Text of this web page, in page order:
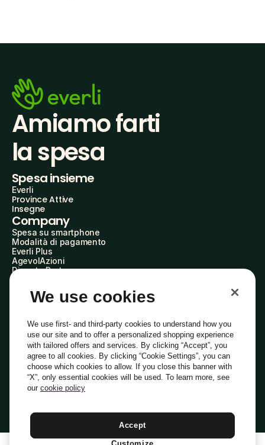
Amiamo farti
la spesa
Spesa insieme
Everli
Province Attive
Insegne
Company
Spesa su smartphone
Modalità di pagamento
Everli Plus
AgevolAzioni
Diventa Partner
Everli Shoppers
About Us
Everli News
Domande frequenti
Lavora con noi
Diventa Shopper
Investitori
PrivacyCookiePreferenze Cookie
Termini e CondizioniCodice Etico
Indirizzo PEC: everli@pec.it - indirizzo DPO: dpo@everli.com
Italiano
We use cookies
We use first- and third-party cookies to understand how you
use our site and to offer a personalized shopping experience
with tailored offers and services. By clicking “Accept”, you
agree to all cookies. By clicking “Cookie Settings”, you can
choose which cookies to allow. If you close this banner with
“X”, only essential cookies will be used. To learn more, see
our cookie policy
Accept